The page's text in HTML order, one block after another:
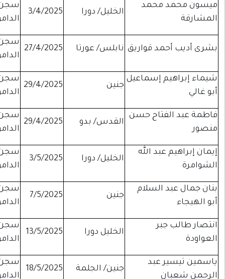
دورا
سجن
موقوفة
عورتا 27/4/2025
سجن
موقوفة
29/4/2025
سجن
29/4/2025
سجن
موقوفة
دورا
سجن
موقوفة
7/5/2025
سجن
13/5/2025
سجن
موقوفة
الجلمة 18/5/2025
سجن
إداري